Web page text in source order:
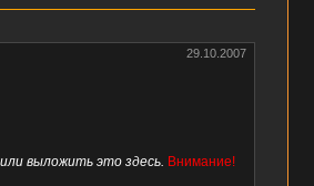
29.10.2007
выложить это здесь. Внимание!